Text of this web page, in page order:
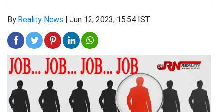
By Reality News | Jun 12, 2023, 15:54 IST